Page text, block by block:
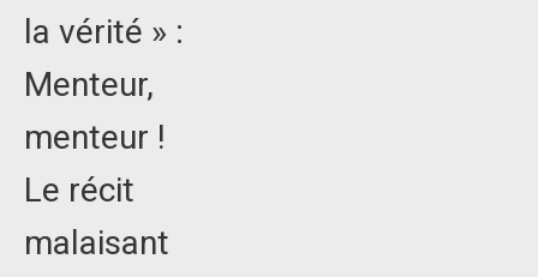
la vérité » :
Menteur,
menteur !
Le récit
malaisant